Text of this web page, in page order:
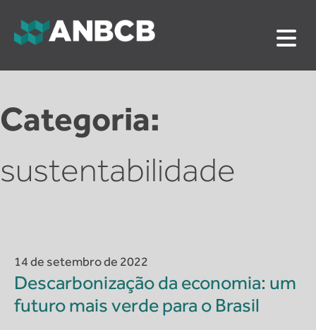
content
Categoria:
sustentabilidade
14 de setembro de 2022
Descarbonização da economia: um
futuro mais verde para o Brasil